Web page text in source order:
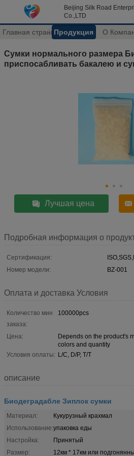
Beijing Silk Road
Co.,LTD
Главная страницаПродукция О
Сумки нормального размера
приспосабливать бакалею и
Лучшая цена
Подробная информация о
Сертификация:
Номер модели:
BZ-001
Оплата и доставка Условия
Количество мин
заказа:
100000pcs
Цена:
Depends on the product's
colors and quantity
Условия оплаты: L/C, D/P, T/T
описание
Биодеградабле Зиплок сумки
Материал:
Кукурузный крахмал
Использование:упаковка еды
Настройка:
Принятый
Размер:
12км * 17км или